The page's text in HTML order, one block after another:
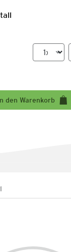
den Warenkorb